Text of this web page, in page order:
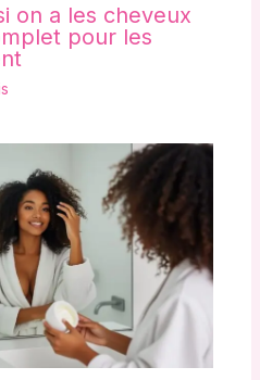
on a les cheveux
pour les